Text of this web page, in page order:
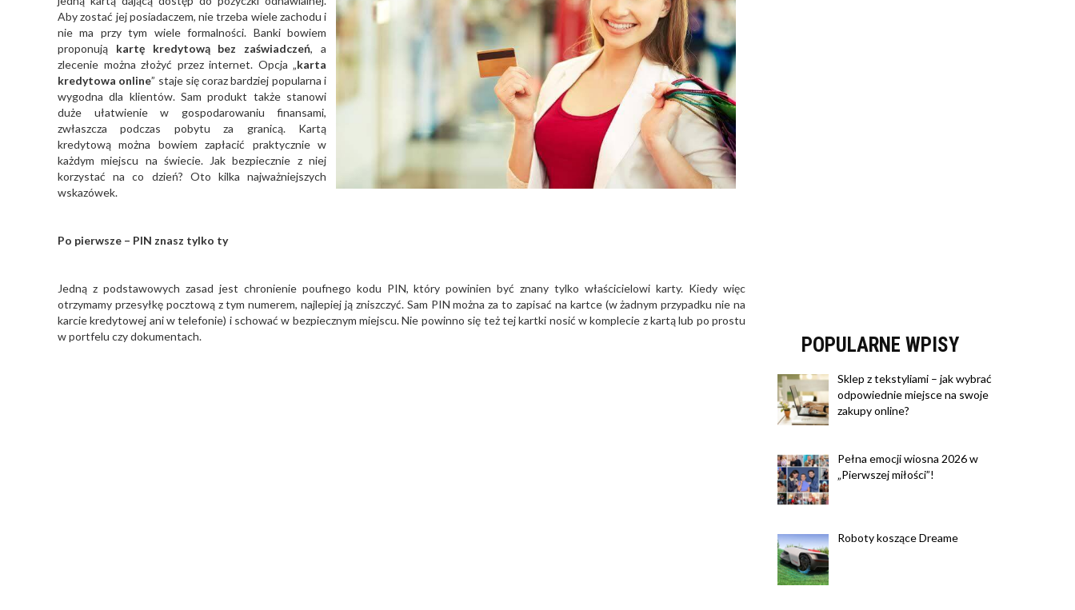
Aby zostać jej posiadaczem, nie trzeba wiele zachodu i
nie ma przy tym wiele formalności. Banki bowiem
proponują kartę kredytową bez zaświadczeń, a
zlecenie można złożyć przez internet. Opcja „karta
kredytowa online” staje się coraz bardziej popularna i
wygodna dla klientów. Sam produkt także stanowi
duże ułatwienie w gospodarowaniu finansami,
zwłaszcza podczas pobytu za granicą. Kartą
kredytową można bowiem zapłacić praktycznie w
każdym miejscu na świecie. Jak bezpiecznie z niej
korzystać na co dzień? Oto kilka najważniejszych
wskazówek.
Po pierwsze – PIN znasz tylko ty
Jedną z podstawowych zasad jest chronienie poufnego kodu PIN, który powinien być znany tylko właścicielowi karty. Kiedy więc
otrzymamy przesyłkę pocztową z tym numerem, najlepiej ją zniszczyć. Sam PIN można za to zapisać na kartce (w żadnym przypadku nie na
karcie kredytowej ani w telefonie) i schować w bezpiecznym miejscu. Nie powinno się też tej kartki nosić w komplecie z kartą lub po prostu
w portfelu czy dokumentach.
POPULARNE WPISY
Sklep z tekstyliami – jak wybrać
odpowiednie miejsce na swoje
zakupy online?
Pełna emocji wiosna 2026 w
„Pierwszej miłości”!
Roboty koszące Dreame